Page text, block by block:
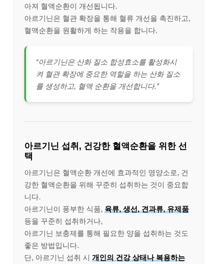
아져 혈액순환이 개선됩니다.
아르기닌은 혈관 확장을 통해 혈류 개선을 촉진하고,
혈액순환을 원활하게 하는 작용을 합니다.
“아르기닌은 산화 질소 합성효소를 활성화시
켜 혈관 확장에 중요한 역할을 하는 산화 질소
를 생성하고, 혈액 순환을 개선합니다.”
아르기닌 섭취, 건강한 혈액순환을 위한 선
택
아르기닌은 혈액순환 개선에 효과적인 영양소로, 건
강한 혈액순환을 위해 꾸준히 섭취하는 것이 중요합
니다.
아르기닌이 풍부한 식품, 육류, 생선, 견과류, 유제품
등을 꾸준히 섭취하거나,
아르기닌 보충제를 통해 필요한 양을 섭취하는 것도
좋은 방법입니다.
단, 아르기닌 섭취 시 개인의 건강 상태나 복용하는